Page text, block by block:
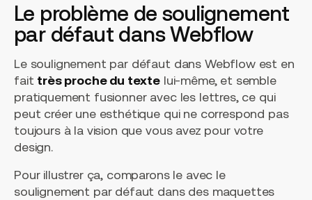
Le problème de soulignement
par défaut dans Webflow
Le soulignement par défaut dans Webflow est en
fait très proche du texte lui-même, et semble
pratiquement fusionner avec les lettres, ce qui
peut créer une esthétique qui ne correspond pas
toujours à la vision que vous avez pour votre
design.
Pour illustrer ça, comparons le avec le
soulignement par défaut dans des maquettes